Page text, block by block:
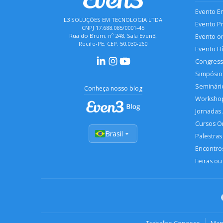
L3 SOLUÇÕES EM TECNOLOGIA LTDA
CNPJ 17.688.085/0001-45
Rua do Brum, nº 248, Sala Even3,
Recife-PE, CEP: 50.030-260
Conheça nosso blog
Brasil
Evento
Evento
Evento
Evento
Simpósio
Cursos
Palestras
Feiras